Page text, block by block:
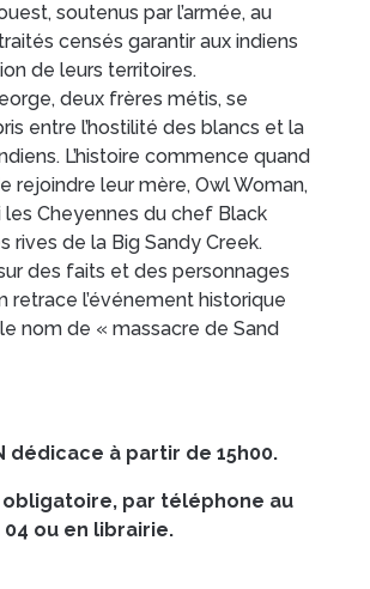
CONTACTS/ACCÈS
soutenus par l’armée, au
censés garantir aux indiens
de leurs territoires.
deux frères métis, se
entre l’hostilité des blancs et la
L’histoire commence quand
rejoindre leur mère, Owl Woman,
les Cheyennes du chef Black
rives de la Big Sandy Creek.
des faits et des personnages
retrace l’événement historique
nom de « massacre de Sand
dédicace à partir de 15h00.
par téléphone au
04 ou en librairie.